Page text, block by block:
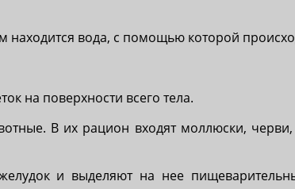
вода, с помощью которой
на поверхности всего тела.
В их рацион входят моллюски, черви,
и выделяют на нее